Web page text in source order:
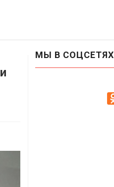
МЫ В СОЦСЕТЯХ